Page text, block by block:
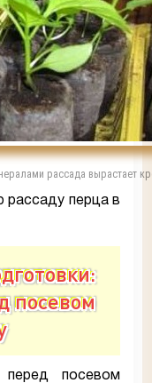
рассада вырастает
рассаду перца в
посевом
посевом